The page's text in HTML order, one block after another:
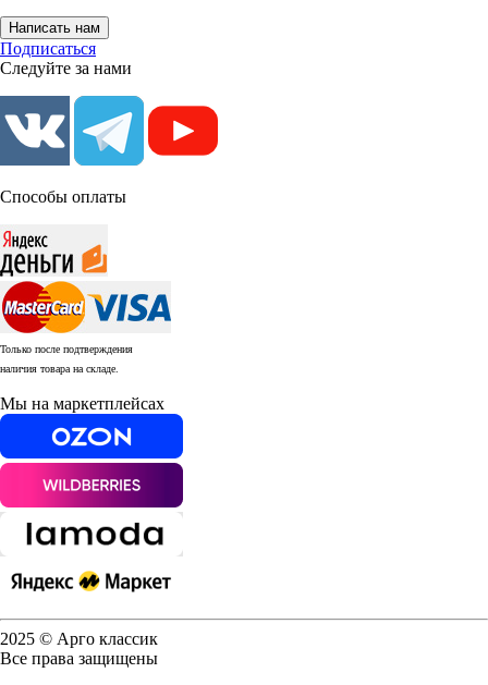
Написать нам
Подписаться
Следуйте за нами
Способы оплаты
Только после подтверждения
наличия товара на складе.
Мы на маркетплейсах
2025 © Арго классик
Все права защищены